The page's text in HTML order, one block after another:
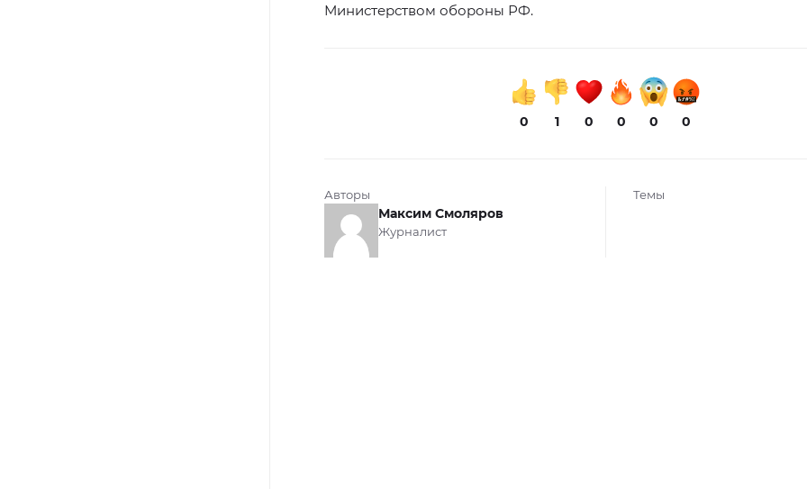
Министерством обороны РФ.
0 1 0 0 0 0
Авторы
Максим Смоляров
Журналист
Темы